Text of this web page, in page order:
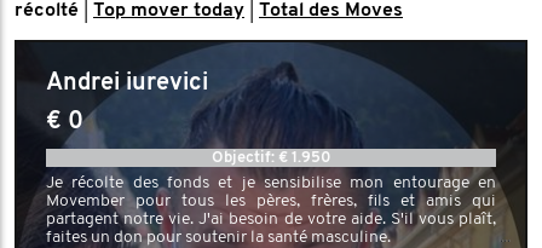
récolté
Top mover today Total des Moves
Andrei iurevici
€ 0
Objectif: € 1.950
Je récolte des fonds et je sensibilise mon entourage en
Movember pour tous les pères, frères, fils et amis qui
partagent notre vie. J'ai besoin de votre aide. S'il vous plaît,
faites un don pour soutenir la santé masculine.